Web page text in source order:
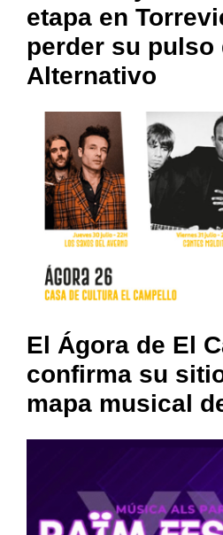
etapa en
perder su pulso
Alternativo
El Ágora de El
confirma su
mapa musical